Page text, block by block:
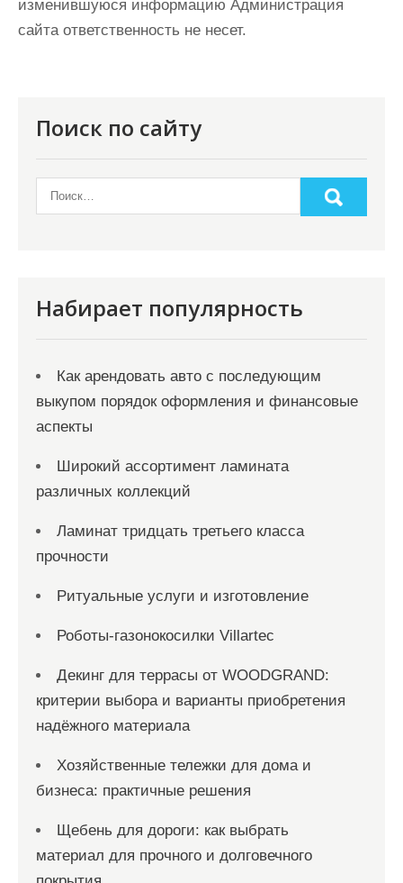
изменившуюся информацию Администрация
сайта ответственность не несет.
Поиск по сайту
Набирает популярность
Как арендовать авто с последующим
выкупом порядок оформления и финансовые
аспекты
Широкий ассортимент ламината
различных коллекций
Ламинат тридцать третьего класса
прочности
Ритуальные услуги и изготовление
Роботы-газонокосилки Villartec
Декинг для террасы от WOODGRAND:
критерии выбора и варианты приобретения
надёжного материала
Хозяйственные тележки для дома и
бизнеса: практичные решения
Щебень для дороги: как выбрать
материал для прочного и долговечного